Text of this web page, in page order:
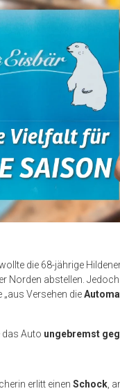
die 68-jährige
Norden abstellen. Jedoch
Versehen die
Auto ungebremst
erlitt einen Schock,